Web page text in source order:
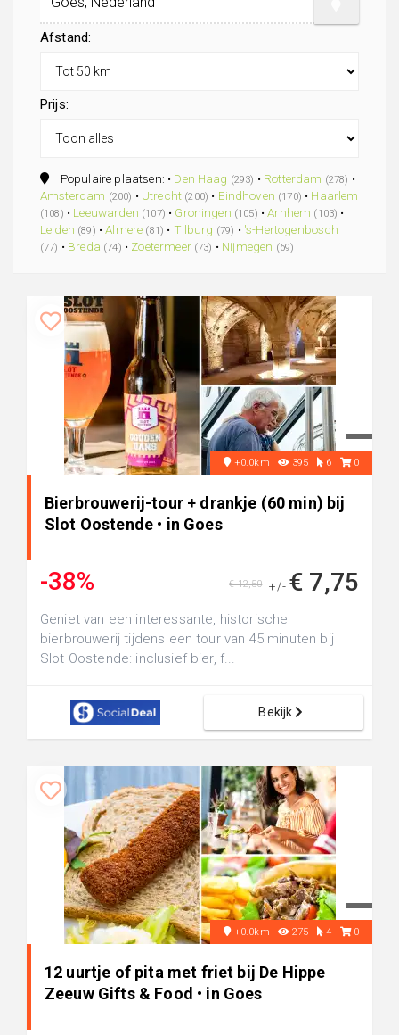
Afstand:
Prijs:
Populaire plaatsen: • Den Haag (293) • Rotterdam (278) •
Amsterdam (200) • Utrecht (200) • Eindhoven (170) • Haarlem
(108) • Leeuwarden (107) • Groningen (105) •Arnhem (103) •
Leiden (89) •Almere (81) • Tilburg (79) • 's-Hertogenbosch
(77) • Breda (74) • Zoetermeer (73) • Nijmegen (69)
+0.0km 395 6 0
Bierbrouwerij-tour + drankje (60 min) bij
Slot Oostende • in Goes
-38% +/- € 7,75
€ 12,50
Geniet van een interessante, historische
bierbrouwerij tijdens een tour van 45 minuten bij
Slot Oostende: inclusief bier, f...
Bekijk
+0.0km 275 4 0
12 uurtje of pita met friet bij De Hippe
Zeeuw Gifts & Food • in Goes